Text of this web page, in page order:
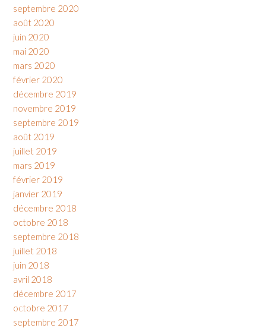
septembre 2020
août 2020
juin 2020
mai 2020
mars 2020
février 2020
décembre 2019
novembre 2019
septembre 2019
août 2019
juillet 2019
mars 2019
février 2019
janvier 2019
décembre 2018
octobre 2018
septembre 2018
juillet 2018
juin 2018
avril 2018
décembre 2017
octobre 2017
septembre 2017